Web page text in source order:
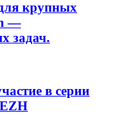
крупных
—
задач.
в серии